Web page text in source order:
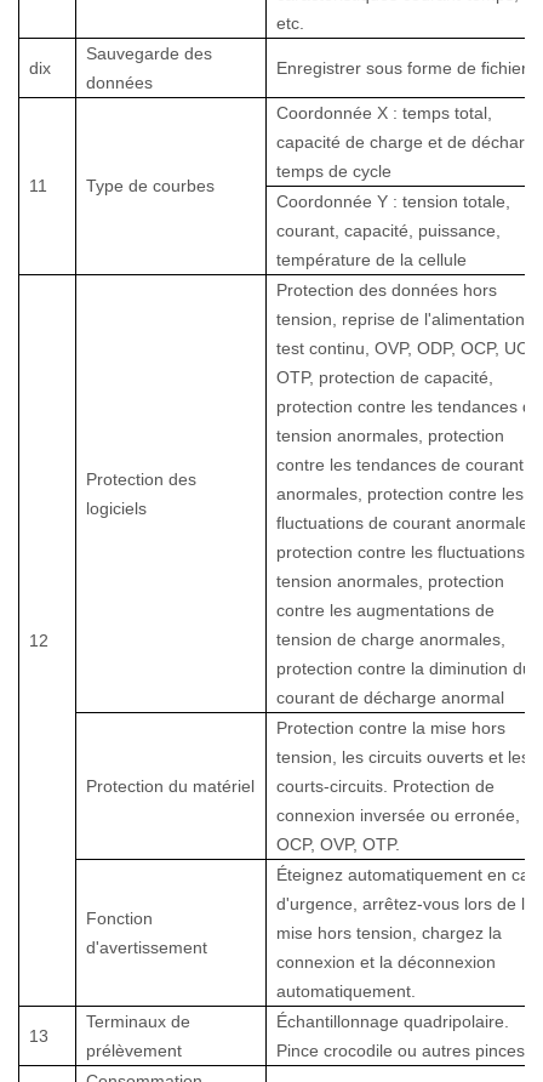
etc.
dix
Sauvegarde des
données
Enregistrer sous forme de fichiers
11 Type de courbes
Coordonnée X : temps total,
capacité de charge et de
temps de cycle
Coordonnée Y : tension totale,
courant, capacité, puissance,
température de la cellule
12
Protection des
logiciels
Protection des données hors
tension, reprise de l'alimentation,
test continu, OVP, ODP, OCP, UCP,
OTP, protection de capacité,
protection contre les tendances de
tension anormales, protection
contre les tendances de courant
anormales, protection contre les
fluctuations de courant anormales,
protection contre les fluctuations
tension anormales, protection
contre les augmentations de
tension de charge anormales,
protection contre la diminution du
courant de décharge anormal
Protection du matériel
Protection contre la mise hors
tension, les circuits ouverts et les
courts-circuits. Protection de
connexion inversée ou erronée,
OCP, OVP, OTP.
Fonction
d'avertissement
Éteignez automatiquement en cas
d'urgence, arrêtez-vous lors de la
mise hors tension, chargez la
connexion et la déconnexion
automatiquement.
13
Terminaux de
prélèvement
Échantillonnage quadripolaire.
Pince crocodile ou autres pinces.